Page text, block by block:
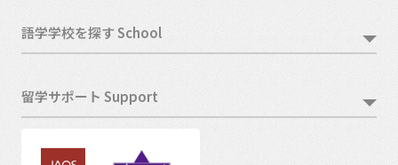
語学学校を探す School
留学サポート Support